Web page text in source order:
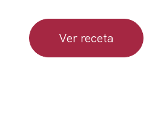
Ver receta